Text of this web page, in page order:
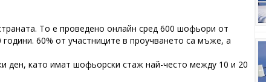
То е проведено онлайн сред 600 шофьори от
60% от участниците в проучването са мъже, а
ден, като имат шофьорски стаж най-често между 10 и 20